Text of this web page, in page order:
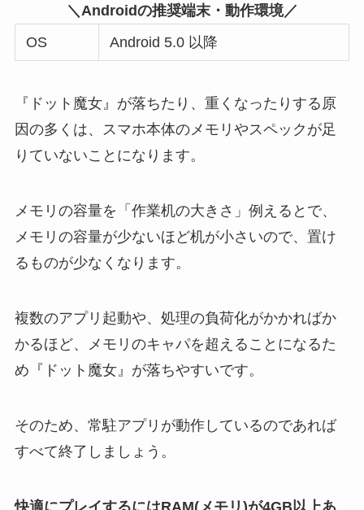
＼Androidの推奨端末・動作環境／
OS
Android 5.0 以降
『ドット魔女』が落ちたり、重くなったりする原
因の多くは、スマホ本体のメモリやスペックが足
りていないことになります。
メモリの容量を「作業机の大きさ」例えるとで、
メモリの容量が少ないほど机が小さいので、置け
るものが少なくなります。
複数のアプリ起動や、処理の負荷化がかかればか
かるほど、メモリのキャパを超えることになるた
め『ドット魔女』が落ちやすいです。
そのため、常駐アプリが動作しているのであれば
すべて終了しましょう。
快適にプレイするにはRAM(メモリ)が4GB以上あ